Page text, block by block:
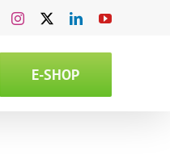
FacebookInstagram LinkedInYouTube
E-SHOP